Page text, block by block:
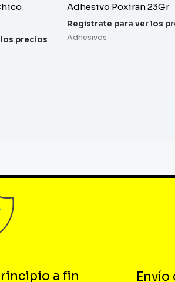
precios
Adhesivo Poxiran 23Gr
Registrate para ver los
Adhesivos
a fin